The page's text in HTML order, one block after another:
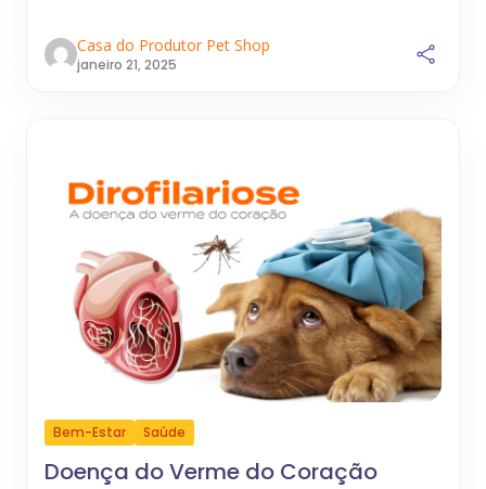
Casa do Produtor Pet Shop
janeiro 21, 2025
Bem-Estar Saúde
Doença do Verme do Coração